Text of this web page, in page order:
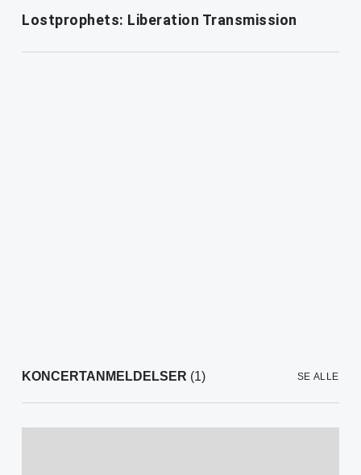
Lostprophets: Liberation Transmission
KONCERTANMELDELSER (1) SE ALLE